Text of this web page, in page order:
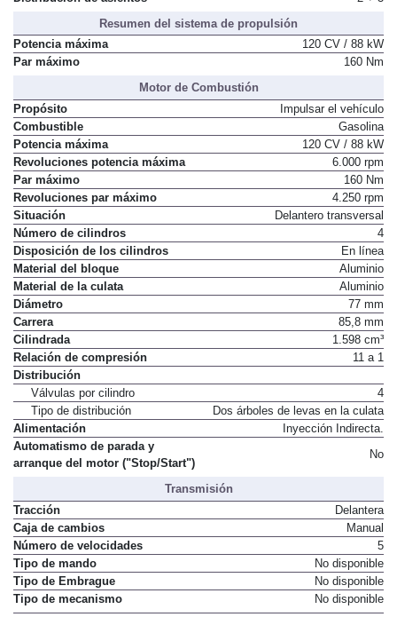
Resumen del sistema de propulsión
Potencia máxima
120 CV / 88 kW
Par máximo
160 Nm
Motor de Combustión
Propósito
Impulsar el vehículo
Combustible
Gasolina
Potencia máxima
120 CV / 88 kW
Revoluciones potencia máxima
6.000 rpm
Par máximo
160 Nm
Revoluciones par máximo
4.250 rpm
Situación
Delantero transversal
Número de cilindros
4
Disposición de los cilindros
En línea
Material del bloque
Aluminio
Material de la culata
Aluminio
Diámetro
77 mm
Carrera
85,8 mm
Cilindrada
1.598 cm³
Relación de compresión
11 a 1
Distribución
Válvulas por cilindro
4
Tipo de distribución
Dos árboles de levas en la culata
Alimentación
Inyección Indirecta.
Automatismo de parada y
arranque del motor ("Stop/Start")
No
Transmisión
Tracción
Delantera
Caja de cambios
Manual
Número de velocidades
5
Tipo de mando
No disponible
Tipo de Embrague
No disponible
Tipo de mecanismo
No disponible